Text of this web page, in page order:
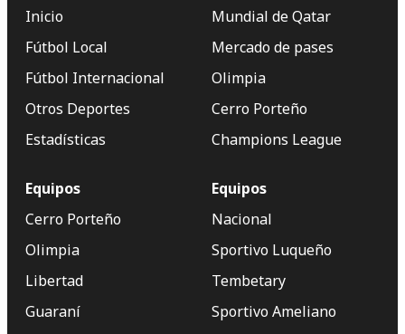
Inicio
Fútbol Local
Fútbol Internacional
Otros Deportes
Estadísticas
Mundial de Qatar
Mercado de pases
Olimpia
Cerro Porteño
Champions League
Equipos
Cerro Porteño
Olimpia
Libertad
Guaraní
Equipos
Nacional
Sportivo Luqueño
Tembetary
Sportivo Ameliano